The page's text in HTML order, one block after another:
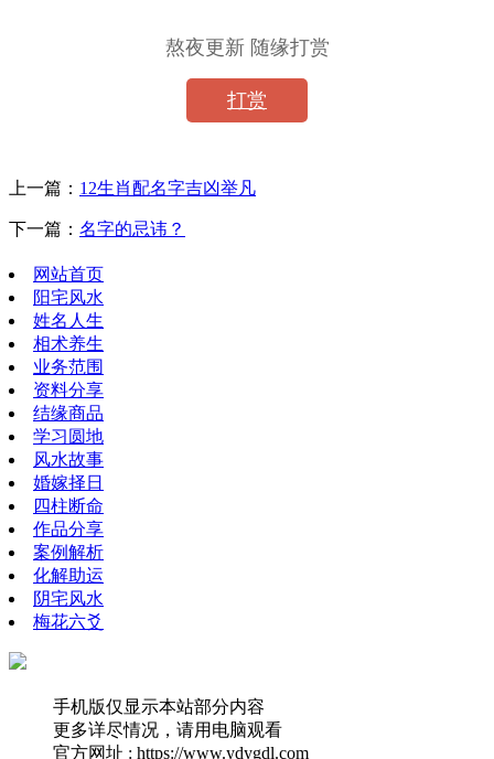
熬夜更新 随缘打赏
打赏
上一篇： 12生肖配名字吉凶举凡
下一篇： 名字的忌讳？
网站首页
阳宅风水
姓名人生
相术养生
业务范围
资料分享
结缘商品
学习圆地
风水故事
婚嫁择日
四柱断命
作品分享
案例解析
化解助运
阴宅风水
梅花六爻
手机版仅显示本站部分内容
更多详尽情况，请用电脑观看
官方网址 : https://www.ydygdl.com